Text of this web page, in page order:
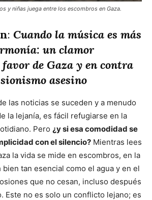
y niñas juega entre los escombros en Gaza.
: Cuando la música es más
un clamor
favor de Gaza y en contra
asesino
las noticias se suceden y a menudo
la lejanía, es fácil refugiarse en la
Pero ¿y si esa comodidad se
con el silencio? Mientras lees
la vida se mide en escombros, en la
tan esencial como el agua y en el
que no cesan, incluso después
Este no es solo un conflicto lejano; es